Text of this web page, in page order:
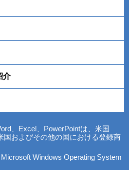
介
、Excel、PowerPointは、米国
国およびその他の国における登録商
Windows Operating System